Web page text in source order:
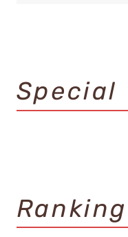
Special
Ranking